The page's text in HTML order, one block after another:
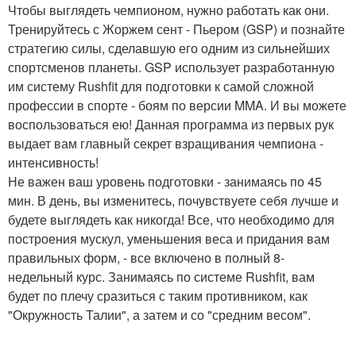
Чтобы выглядеть чемпионом, нужно работать как они.
Тренируйтесь с Жоржем сент - Пьером (GSP) и познайте
стратегию силы, сделавшую его одним из сильнейших
спортсменов планеты. GSP использует разработанную
им систему Rushfit для подготовки к самой сложной
профессии в спорте - боям по версии MMA. И вы можете
воспользоваться ею! Данная программа из первых рук
выдает вам главный секрет взращивания чемпиона -
интенсивность!
Не важен ваш уровень подготовки - занимаясь по 45
мин. В день, вы изменитесь, почувствуете себя лучше и
будете выглядеть как никогда! Все, что необходимо для
построения мускул, уменьшения веса и придания вам
правильных форм, - все включено в полный 8-
недельный курс. Занимаясь по системе Rushfit, вам
будет по плечу сразиться с таким противником, как
"Окружность Талии", а затем и со "средним весом".